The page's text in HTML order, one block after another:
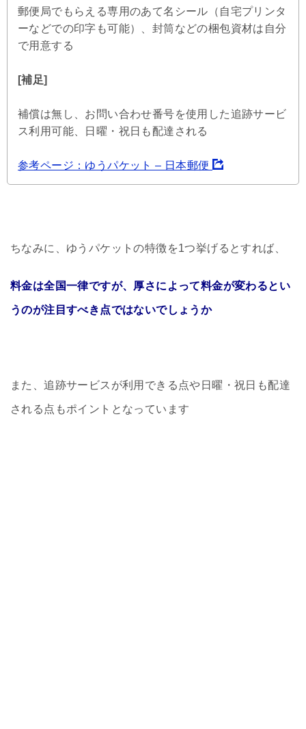
郵便局でもらえる専用のあて名シール（自宅プリンタ
ーなどでの印字も可能）、封筒などの梱包資材は自分
で用意する
[補足]
補償は無し、お問い合わせ番号を使用した追跡サービ
ス利用可能、日曜・祝日も配達される
参考ページ：ゆうパケット – 日本郵便
ちなみに、ゆうパケットの特徴を1つ挙げるとすれば、
料金は全国一律ですが、厚さによって料金が変わるとい
うのが注目すべき点ではないでしょうか
また、追跡サービスが利用できる点や日曜・祝日も配達
される点もポイントとなっています